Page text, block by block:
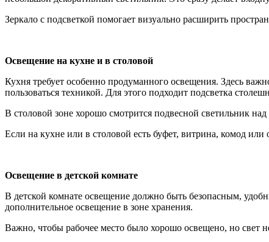
Зеркало с подсветкой помогает визуально расширить
Освещение на кухне и в столовой
Кухня требует особенно продуманного освещения. Здесь
пользоваться техникой. Для этого подходит подсветка
В столовой зоне хорошо смотрится подвесной светильник
Если на кухне или в столовой есть буфет, витрина, комод
Освещение в детской комнате
В детской комнате освещение должно быть безопасным,
дополнительное освещение в зоне хранения.
Важно, чтобы рабочее место было хорошо освещено, но свет